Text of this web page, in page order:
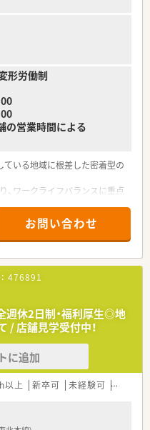
形労働制
の営業時間による
いる地域に根差した密着型の
ワークライフバランスに重点
、若手も活躍できる環境は整っ
ングを活用しております。
お問い合わせ
476891
週休2日制・福利厚生◎地
/ 店舗見学受付中！
に追加
以上 新卒可 未経験可 ブラン